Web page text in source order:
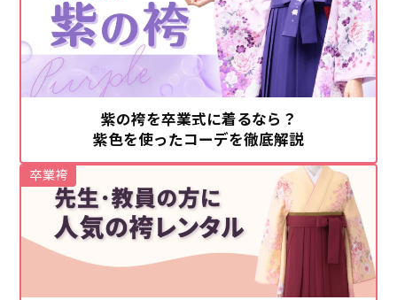
紫の袴を卒業式に着るなら？
紫色を使ったコーデを徹底解説
卒業袴